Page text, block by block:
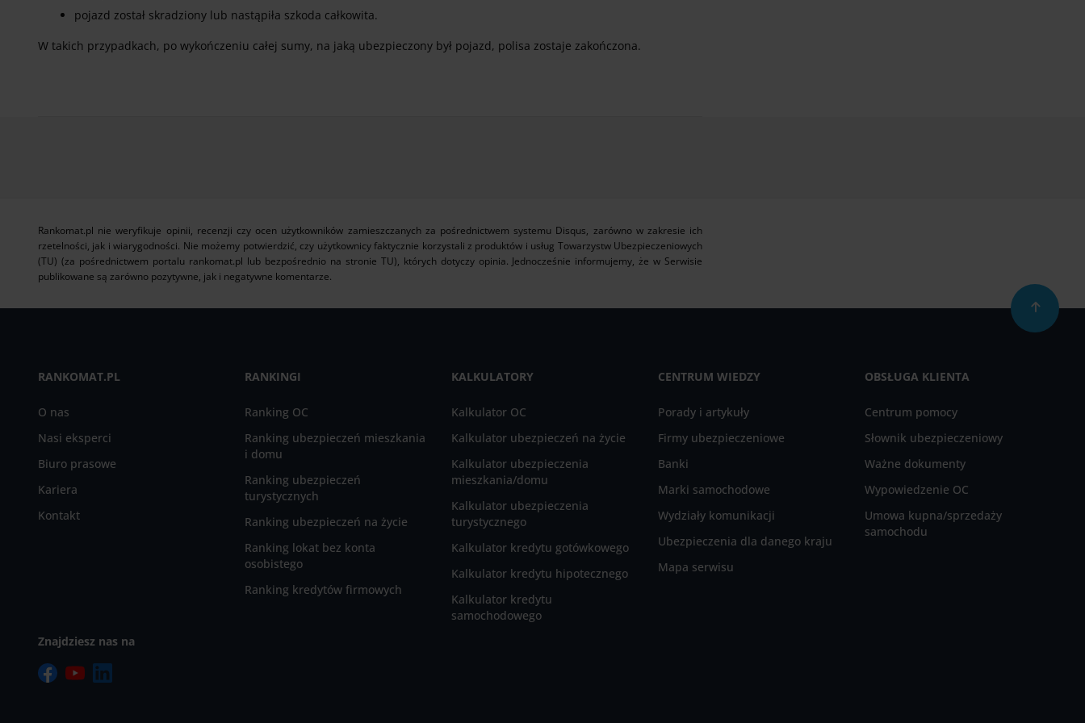
pojazd został skradziony lub nastąpiła szkoda całkowita.
W takich przypadkach, po wykończeniu całej sumy, na jaką ubezpieczony był pojazd, polisa zostaje zakończona.
Rankomat.pl nie weryfikuje opinii, recenzji czy ocen użytkowników zamieszczanych za pośrednictwem systemu Disqus, zarówno w zakresie ich
rzetelności, jak i wiarygodności. Nie możemy potwierdzić, czy użytkownicy faktycznie korzystali z produktów i usług Towarzystw Ubezpieczeniowych
(TU) (za pośrednictwem portalu rankomat.pl lub bezpośrednio na stronie TU), których dotyczy opinia. Jednocześnie informujemy, że w Serwisie
publikowane są zarówno pozytywne, jak i negatywne komentarze.
RANKOMAT.PL
O nas
Nasi eksperci
Biuro prasowe
Kariera
Kontakt
RANKINGI
Ranking OC
Ranking ubezpieczeń mieszkania
i domu
Ranking ubezpieczeń
turystycznych
Ranking ubezpieczeń na życie
Ranking lokat bez konta
osobistego
Ranking kredytów firmowych
KALKULATORY
Kalkulator OC
Kalkulator ubezpieczeń na życie
Kalkulator ubezpieczenia
mieszkania/domu
Kalkulator ubezpieczenia
turystycznego
Kalkulator kredytu gotówkowego
Kalkulator kredytu hipotecznego
Kalkulator kredytu
samochodowego
CENTRUM WIEDZY
Porady i artykuły
Firmy ubezpieczeniowe
Banki
Marki samochodowe
Wydziały komunikacji
Ubezpieczenia dla danego kraju
Mapa serwisu
OBSŁUGA KLIENTA
Centrum pomocy
Słownik ubezpieczeniowy
Ważne dokumenty
Wypowiedzenie OC
Umowa kupna/sprzedaży
samochodu
Znajdziesz nas na